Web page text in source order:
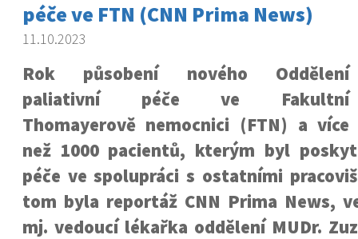
péče ve FTN (CNN Prima News)
11.10.2023
Rok působení nového Oddělení
paliativní péče ve Fakultní
Thomayerově nemocnici (FTN) a více
než 1000 pacientů, kterým byl
péče ve spolupráci s ostatními
tom byla reportáž CNN Prima News,
mj. vedoucí lékařka oddělení MUDr.